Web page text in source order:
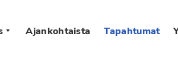
Ajankohtaista Tapahtumat